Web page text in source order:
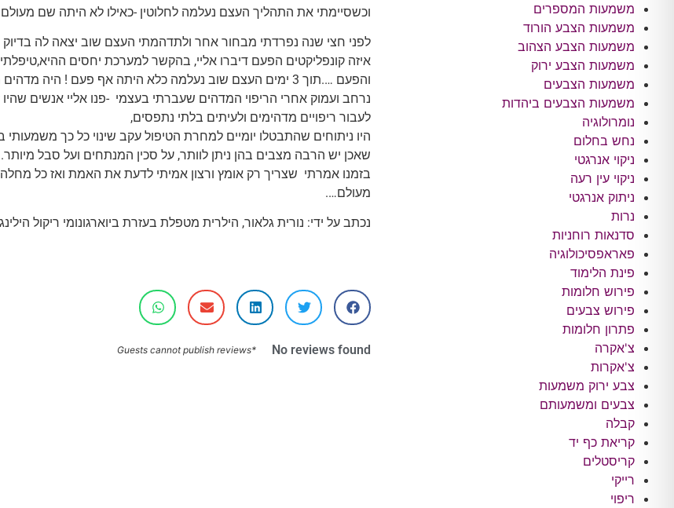
משמעות המספרים
משמעות הצבע הורוד
משמעות הצבע הצהוב
משמעות הצבע ירוק
משמעות הצבעים
משמעות הצבעים ביהדות
נומרולוגיה
נחש בחלום
ניקוי אנרגטי
ניקוי עין רעה
ניתוק אנרגטי
נרות
סדנאות רוחניות
פאראפסיכולוגיה
פינת הלימוד
פירוש חלומות
פירוש צבעים
פתרון חלומות
צ'אקרה
צ'אקרות
צבע ירוק משמעות
צבעים ומשמעותם
קבלה
קריאת כף יד
קריסטלים
רייקי
ריפוי
וכשסיימתי את התהליך העצם נעלמה לחלוטין -כאילו לא היתה שם
לפני חצי שנה נפרדתי מבחור אחר ולתדהמתי העצם שוב יצאה לה בדיוק
איזה קונפליקטים הפעם דיברו אליי, בהקשר למערכת יחסים
והפעם ….תוך 3 ימים העצם שוב נעלמה כלא היתה אף פעם ! היה
נרחב ועמוק אחרי הריפוי המדהים שעברתי בעצמי -פנו אליי אנשים שהיו
לעבור ריפויים מדהימים ולעיתים בלתי נתפסים,
היו ניתוחים שהתבטלו יומיים למחרת הטיפול עקב שינוי כל כך
שאכן יש הרבה מצבים בהן ניתן לוותר, על סכין המנתחים ועל סבל מיותר.
בזמנו אמרתי שצריך רק אומץ ורצון אמיתי לדעת את האמת ואז כל
מעולם….
נכתב על ידי: נורית גלאור, הילרית מטפלת בעזרת ביוארגונומי ריקול
No reviews found
*Guests cannot publish reviews